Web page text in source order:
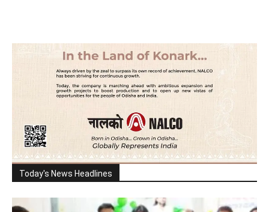
Today's News Headlines